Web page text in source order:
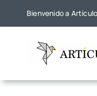
Bienvenido a